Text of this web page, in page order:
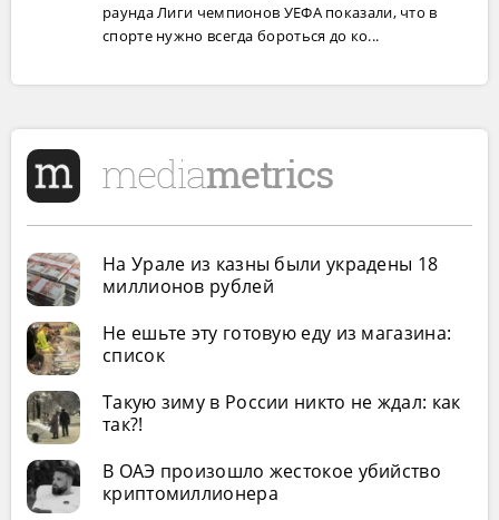
раунда Лиги чемпионов УЕФА показали, что в
спорте нужно всегда бороться до ко...
На Урале из казны были украдены 18
миллионов рублей
Не ешьте эту готовую еду из магазина:
список
Такую зиму в России никто не ждал: как
так?!
В ОАЭ произошло жестокое убийство
криптомиллионера